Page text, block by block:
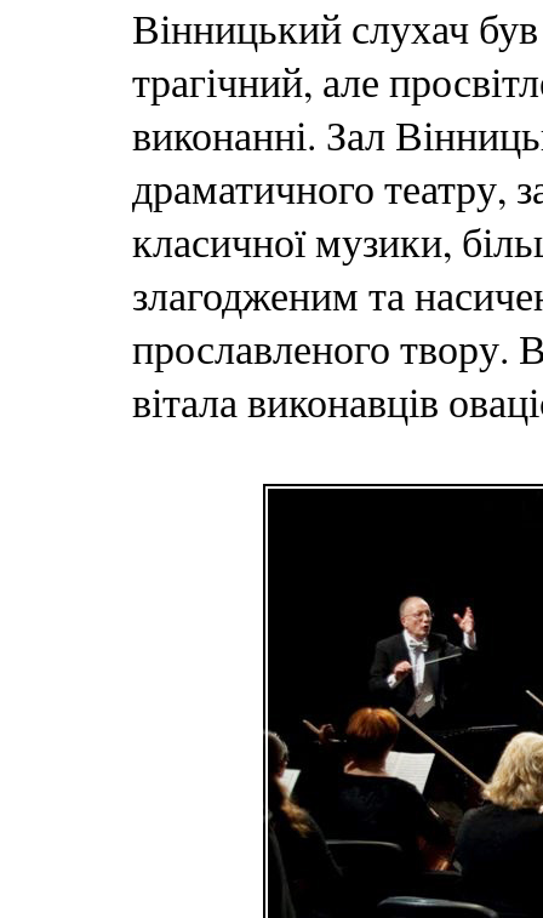
Вінницький слухач
трагічний, але
виконанні. Зал
драматичного театру,
класичної музики,
злагодженим та
прославленого твору.
вітала виконавців